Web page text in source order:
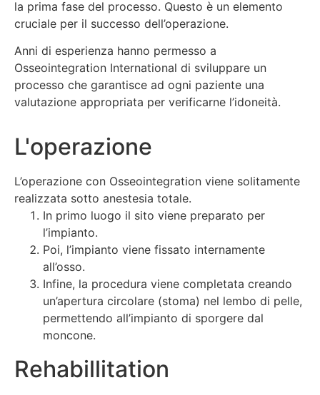
la prima fase del processo. Questo è un elemento
cruciale per il successo dell’operazione.
Anni di esperienza hanno permesso a
Osseointegration International di sviluppare un
processo che garantisce ad ogni paziente una
valutazione appropriata per verificarne l’idoneità.
L'operazione
L’operazione con Osseointegration viene solitamente
realizzata sotto anestesia totale.
In primo luogo il sito viene preparato per
l’impianto.
Poi, l’impianto viene fissato internamente
all’osso.
Infine, la procedura viene completata creando
un’apertura circolare (stoma) nel lembo di pelle,
permettendo all’impianto di sporgere dal
moncone.
Rehabillitation